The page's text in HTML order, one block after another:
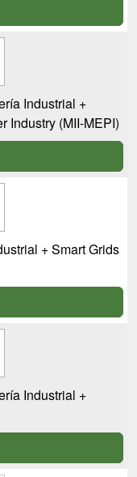
Industrial +
Industry (MII-MEPI)
+ Smart Grids
Industrial +